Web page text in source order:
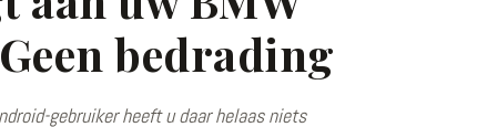
bedrading
gebruiker heeft u daar helaas niets